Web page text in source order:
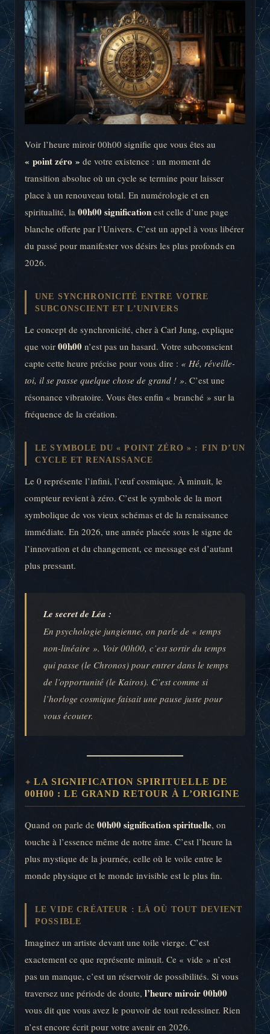
Voir l’heure miroir 00h00 signifie que vous êtes au
« point zéro » de votre existence : un moment de
transition absolue où un cycle se termine pour laisser
place à un renouveau total. En numérologie et en
spiritualité, la 00h00 signification est celle d’une page
blanche offerte par l’Univers. C’est un appel à vous libérer
du passé pour manifester vos désirs les plus profonds en
2026.
UNE SYNCHRONICITÉ ENTRE VOTRE
SUBCONSCIENT ET L’UNIVERS
Le concept de synchronicité, cher à Carl Jung, explique
que voir 00h00 n’est pas un hasard. Votre subconscient
capte cette heure précise pour vous dire : « Hé, réveille-
toi, il se passe quelque chose de grand ! ». C’est une
résonance vibratoire. Vous êtes enfin « branché » sur la
fréquence de la création.
LE SYMBOLE DU « POINT ZÉRO » : FIN D’UN
CYCLE ET RENAISSANCE
Le 0 représente l’infini, l’œuf cosmique. À minuit, le
compteur revient à zéro. C’est le symbole de la mort
symbolique de vos vieux schémas et de la renaissance
immédiate. En 2026, une année placée sous le signe de
l’innovation et du changement, ce message est d’autant
plus pressant.
Le secret de Léa :
En psychologie jungienne, on parle de « temps
non-linéaire ». Voir 00h00, c’est sortir du temps
qui passe (le Chronos) pour entrer dans le temps
de l’opportunité (le Kairos). C’est comme si
l’horloge cosmique faisait une pause juste pour
vous écouter.
LA SIGNIFICATION SPIRITUELLE DE
00H00 : LE GRAND RETOUR À L’ORIGINE
Quand on parle de 00h00 signification spirituelle, on
touche à l’essence même de notre âme. C’est l’heure la
plus mystique de la journée, celle où le voile entre le
monde physique et le monde invisible est le plus fin.
LE VIDE CRÉATEUR : LÀ OÙ TOUT DEVIENT
POSSIBLE
Imaginez un artiste devant une toile vierge. C’est
exactement ce que représente minuit. Ce « vide » n’est
pas un manque, c’est un réservoir de possibilités. Si vous
traversez une période de doute, l’heure miroir 00h00
vous dit que vous avez le pouvoir de tout redessiner. Rien
n’est encore écrit pour votre avenir en 2026.